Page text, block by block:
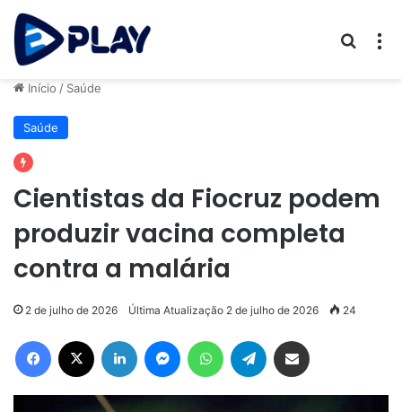
Início / Saúde
Saúde
Cientistas da Fiocruz podem
produzir vacina completa
contra a malária
2 de julho de 2026 Última Atualização 2 de julho de 2026 24